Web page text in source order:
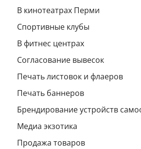
В кинотеатрах Перми
Спортивные клубы
В фитнес центрах
Согласование вывесок
Печать листовок и флаеров
Печать баннеров
Брендирование устройств
Медиа экзотика
Продажа товаров